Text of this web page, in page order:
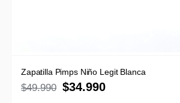
Zapatilla Pimps Niño Legit Blanca
$49.990 $34.990